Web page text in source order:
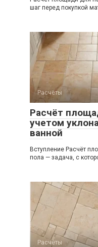
шаг перед покупкой
Расчёты
Расчёт
учетом
ванной
Вступление Расчёт
пола — задача, с
Расчёты